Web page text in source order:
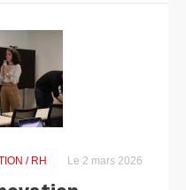
/ RH Le 2 mars 2026